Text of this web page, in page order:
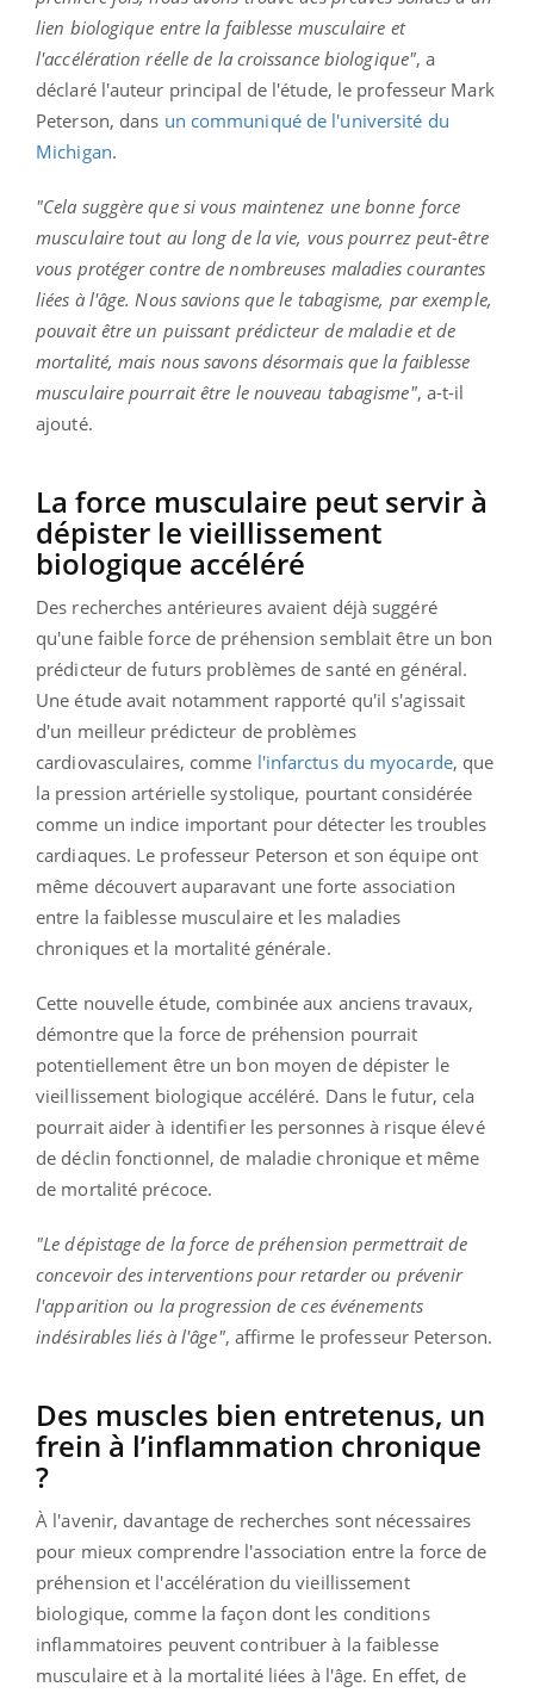
lien biologique entre la faiblesse musculaire et
l'accélération réelle de la croissance biologique", a
déclaré l'auteur principal de l'étude, le professeur Mark
Peterson, dans un communiqué de l'université du
Michigan.
"Cela suggère que si vous maintenez une bonne force
musculaire tout au long de la vie, vous pourrez peut-être
vous protéger contre de nombreuses maladies courantes
liées à l'âge. Nous savions que le tabagisme, par exemple,
pouvait être un puissant prédicteur de maladie et de
mortalité, mais nous savons désormais que la faiblesse
musculaire pourrait être le nouveau tabagisme", a-t-il
ajouté.
La force musculaire peut servir à
dépister le vieillissement
biologique accéléré
Des recherches antérieures avaient déjà suggéré
qu'une faible force de préhension semblait être un bon
prédicteur de futurs problèmes de santé en général.
Une étude avait notamment rapporté qu'il s'agissait
d'un meilleur prédicteur de problèmes
cardiovasculaires, comme l'infarctus du myocarde, que
la pression artérielle systolique, pourtant considérée
comme un indice important pour détecter les troubles
cardiaques. Le professeur Peterson et son équipe ont
même découvert auparavant une forte association
entre la faiblesse musculaire et les maladies
chroniques et la mortalité générale.
Cette nouvelle étude, combinée aux anciens travaux,
démontre que la force de préhension pourrait
potentiellement être un bon moyen de dépister le
vieillissement biologique accéléré. Dans le futur, cela
pourrait aider à identifier les personnes à risque élevé
de déclin fonctionnel, de maladie chronique et même
de mortalité précoce.
"Le dépistage de la force de préhension permettrait de
concevoir des interventions pour retarder ou prévenir
l'apparition ou la progression de ces événements
indésirables liés à l'âge", affirme le professeur Peterson.
Des muscles bien entretenus, un
frein à l’inflammation chronique
?
À l'avenir, davantage de recherches sont nécessaires
pour mieux comprendre l'association entre la force de
préhension et l'accélération du vieillissement
biologique, comme la façon dont les conditions
inflammatoires peuvent contribuer à la faiblesse
musculaire et à la mortalité liées à l'âge. En effet, de